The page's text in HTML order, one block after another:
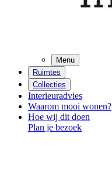
Menu
Ruimtes
Collecties
Interieuradvies
Waarom mooi wonen?
Hoe wij dit doen
Plan je bezoek